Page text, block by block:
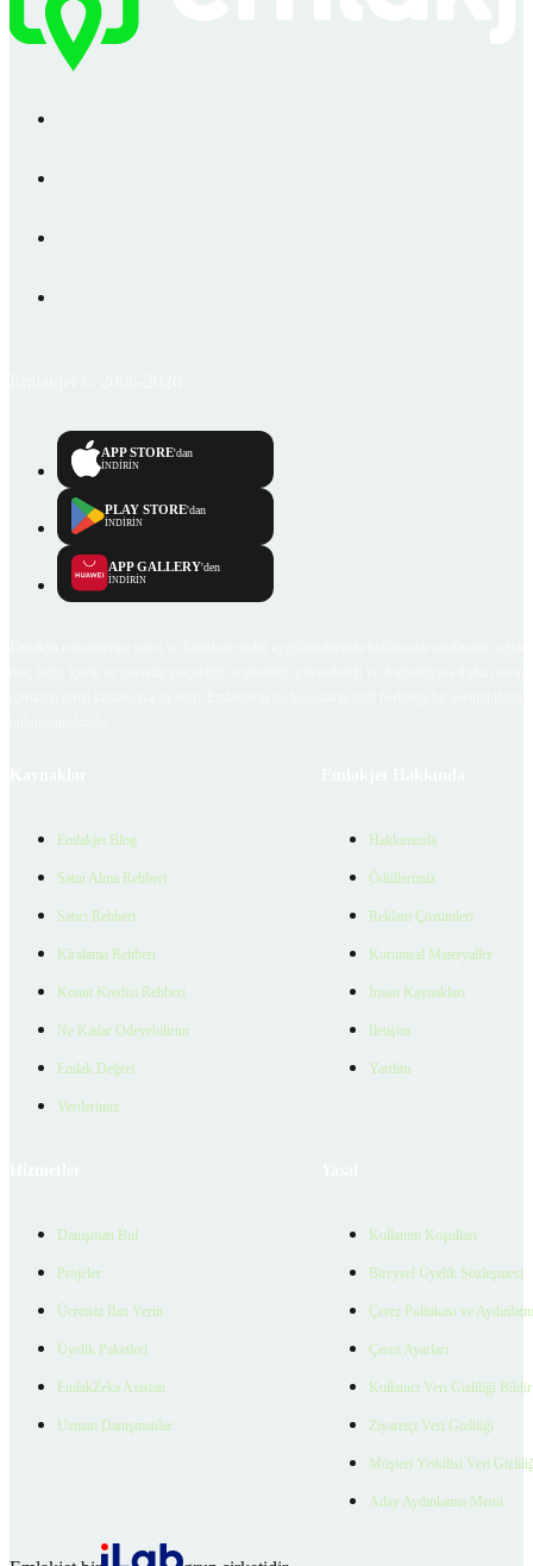
APP STORE'dan
İNDİRİN
PLAY STORE'dan
İNDİRİN
APP GALLERY'den
İNDİRİN
Emlakjet Blog
Satın Alma Rehberi
Satıcı Rehberi
Kiralama Rehberi
Konut Kredisi Rehberi
Ne Kadar Ödeyebilirim
Emlak Değeri
Verilerimiz
Hakkımızda
Ödüllerimiz
Reklam Çözümleri
Kurumsal Materyaller
İnsan Kaynakları
İletişim
Yardım
Danışman Bul
Projeler
Ücretsiz İlan Verin
Üyelik Paketleri
EmlakZeka Asistan
Uzman Danışmanlar
Kullanım Koşulları
Bireysel Üyelik Sözleşmesi
Çerez Politikası ve
Çerez Ayarları
Kullanıcı Veri Gizliliği
Ziyaretçi Veri Gizliliği
Müşteri Yetkilisi Veri
Aday Aydınlatma Metni